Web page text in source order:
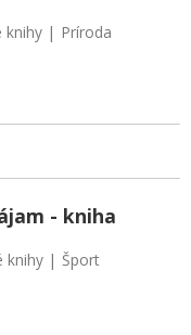
knihy | Príroda
- kniha
knihy| Šport